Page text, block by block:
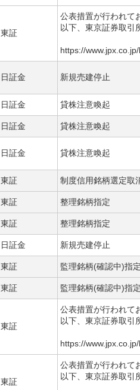
東証
公表措置が行われて
以下、東京証券取引
https://
日証金 新規売建停止
日証金 貸株注意喚起
日証金 貸株注意喚起
日証金 貸株注意喚起
東証 制度信用銘柄選定取
東証 整理銘柄指定
東証 整理銘柄指定
日証金 新規売建停止
東証 監理銘柄(確認中)指
東証 監理銘柄(確認中)指
東証
公表措置が行われて
以下、東京証券取引
https://
東証
公表措置が行われて
以下、東京証券取引